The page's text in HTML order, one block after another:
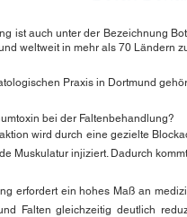
ist auch unter der Bezeichnung
weltweit in mehr als 70 Ländern
Praxis in Dortmund
bei der Faltenbehandlung?
wird durch eine gezielte
Muskulatur injiziert. Dadurch
erfordert ein hohes Maß an
Falten gleichzeitig deutlich